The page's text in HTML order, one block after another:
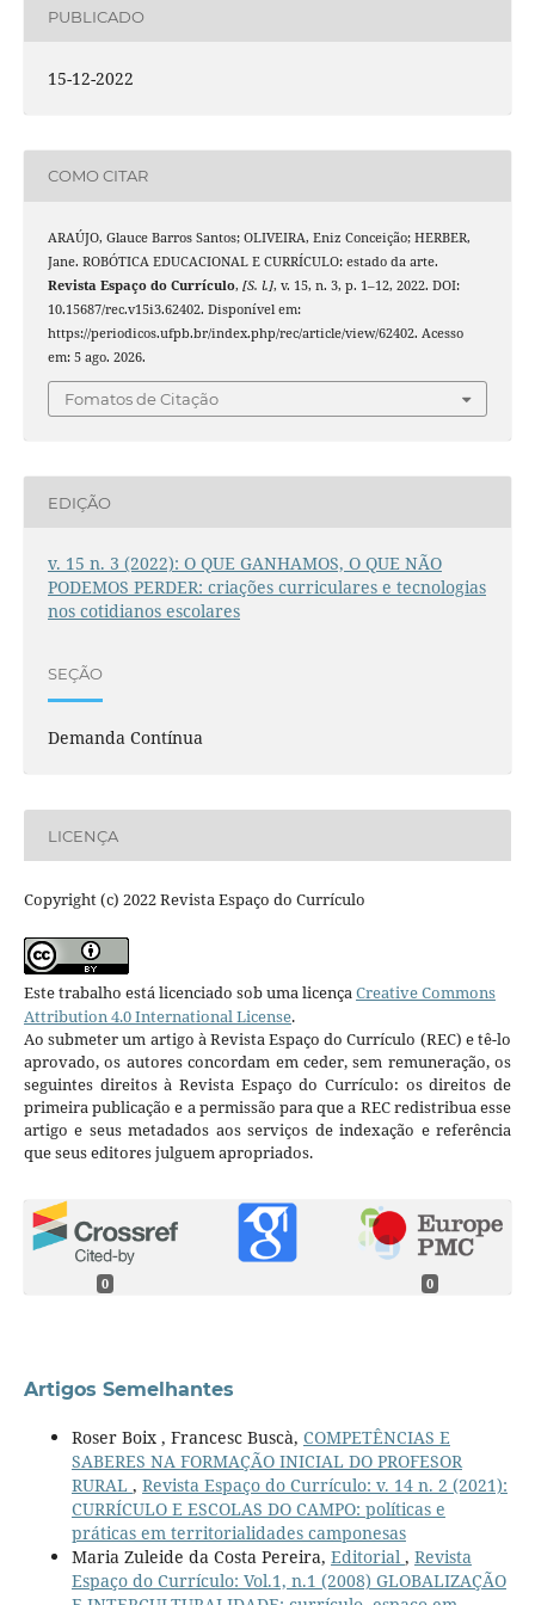
PUBLICADO
15-12-2022
COMO CITAR
ARAÚJO, Glauce Barros Santos; OLIVEIRA, Eniz Conceição; HERBER,
Jane. ROBÓTICA EDUCACIONAL E CURRÍCULO: estado da arte.
Revista Espaço do Currículo, [S. l.], v. 15, n. 3, p. 1–12, 2022. DOI:
10.15687/rec.v15i3.62402. Disponível em:
https://periodicos.ufpb.br/index.php/rec/article/view/62402. Acesso
em: 5 ago. 2026.
Fomatos de Citação
EDIÇÃO
v. 15 n. 3 (2022): O QUE GANHAMOS, O QUE NÃO
PODEMOS PERDER: criações curriculares e tecnologias
nos cotidianos escolares
SEÇÃO
Demanda Contínua
LICENÇA
Copyright (c) 2022 Revista Espaço do Currículo
Este trabalho está licenciado sob uma licençaCreative Commons
Attribution 4.0 International License.
Ao submeter um artigo à Revista Espaço do Currículo (REC) e tê-lo
aprovado, os autores concordam em ceder, sem remuneração, os
seguintes direitos à Revista Espaço do Currículo: os direitos de
primeira publicação e a permissão para que a REC redistribua esse
artigo e seus metadados aos serviços de indexação e referência
que seus editores julguem apropriados.
0 0
Artigos Semelhantes
Roser Boix , Francesc Buscà, COMPETÊNCIAS E
SABERES NA FORMAÇÃO INICIAL DO PROFESOR
RURAL , Revista Espaço do Currículo: v. 14 n. 2 (2021):
CURRÍCULO E ESCOLAS DO CAMPO: políticas e
práticas em territorialidades camponesas
Maria Zuleide da Costa Pereira, Editorial , Revista
Espaço do Currículo: Vol.1, n.1 (2008) GLOBALIZAÇÃO